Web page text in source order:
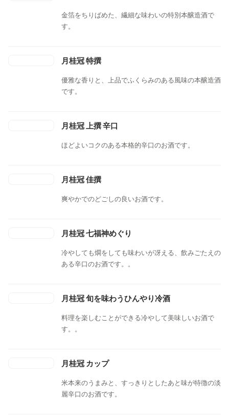
金箔をちりばめた、繊細な味わいの特別本醸造酒で
す。
月桂冠 特撰
優雅な香りと、上品でふくらみのある風味の本醸造酒
です。
月桂冠 上撰 辛口
ほどよいコクのある本格的辛口のお酒です。
月桂冠 佳撰
爽やかでのどごしの良いお酒です。
月桂冠 七福神めぐり
冷やしても燗をしても味わいが冴える、飲みごたえの
ある辛口のお酒です。。
月桂冠 旬を味わうひんやり冷酒
料理を楽しむことができる冷やして美味しいお酒で
す。。
月桂冠 カップ
米本来のうまみと、すっきりとしたあと味が特徴の淡
麗辛口のお酒です。